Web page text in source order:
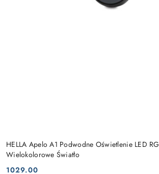
HELLA Apelo A1 Podwodne Oświetlenie LED
Wielokolorowe Światło
1029.00